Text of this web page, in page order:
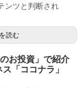
ンツと判断され
読む
お投資」で紹介
「ココナラ」